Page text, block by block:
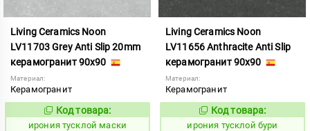
Living Ceramics Noon
LV11703 Grey Anti Slip 20mm
керамогранит 90x90
Материал:
Керамогранит
1107047
Код товара:
ирония тусклой маски
Living Ceramics Noon
LV11656 Anthracite Anti Slip
керамогранит 90x90
Материал:
Керамогранит
1107005
Код товара:
ирония тусклой бури